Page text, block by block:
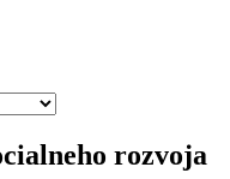
rozvoja